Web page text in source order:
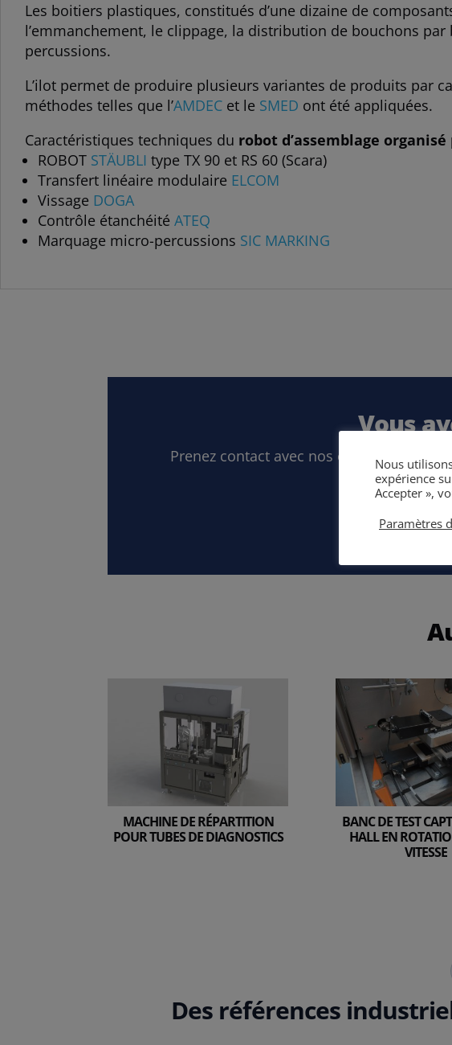
Les boitiers plastiques, constitués d’une dizaine de
l’emmanchement, le clippage, la distribution de bouchons
percussions.
L’ilot permet de produire plusieurs variantes de produits par
méthodes telles que l’AMDEC et le SMED ont été appliquées.
Caractéristiques techniques du robot d’assemblage
ROBOT STÄUBLI type TX 90 et RS 60 (Scara)
Transfert linéaire modulaire ELCOM
Vissage DOGA
Contrôle étanchéité ATEQ
Marquage micro-percussions SIC MARKING
Vous
Prenez contact avec nos équipes
MACHINE DE RÉPARTITION
POUR TUBES DE DIAGNOSTICS
BANC DE TEST
HALL EN
VITESSE
Des références
Nous
expérience
Accepter »,
Paramètres